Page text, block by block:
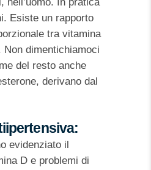
Esiste un rapporto
tra vitamina
Non dimentichiamoci
del resto anche
derivano dal
evidenziato il
D e problemi di